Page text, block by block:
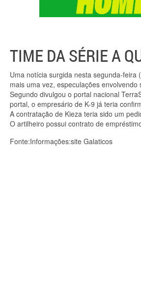
TIME DA SÉRIE A
Uma notícia surgida nesta segunda-
mais uma vez, especulações envolvendo
Segundo divulgou o portal nacional
portal, o empresário de K-9 já teria
A contratação de Kieza teria sido um
O artilheiro possui contrato de
Fonte:Informações:site Galaticos